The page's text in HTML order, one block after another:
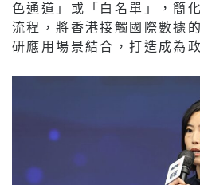
對於AI生態圈的發展，林嘉
重要，但更重要的是「人的
對於AI生態圈的發展，林嘉
重要，但更重要的是「人的